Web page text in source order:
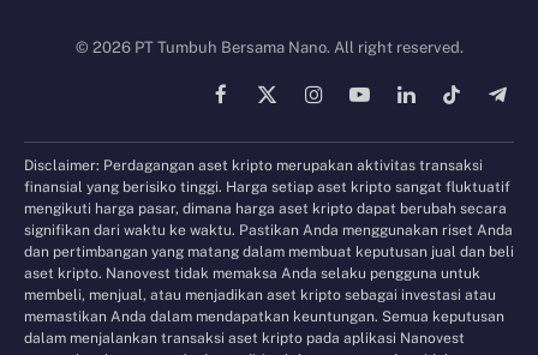
© 2026 PT Tumbuh Bersama Nano. All right reserved.
Facebook
X
InstagramYouTubeLinkedInTikTok
Disclaimer: Perdagangan aset kripto merupakan aktivitas transaksi
finansial yang berisiko tinggi. Harga setiap aset kripto sangat fluktuatif
mengikuti harga pasar, dimana harga aset kripto dapat berubah secara
signifikan dari waktu ke waktu. Pastikan Anda menggunakan riset Anda
dan pertimbangan yang matang dalam membuat keputusan jual dan beli
aset kripto. Nanovest tidak memaksa Anda selaku pengguna untuk
membeli, menjual, atau menjadikan aset kripto sebagai investasi atau
memastikan Anda dalam mendapatkan keuntungan. Semua keputusan
dalam menjalankan transaksi aset kripto pada aplikasi Nanovest